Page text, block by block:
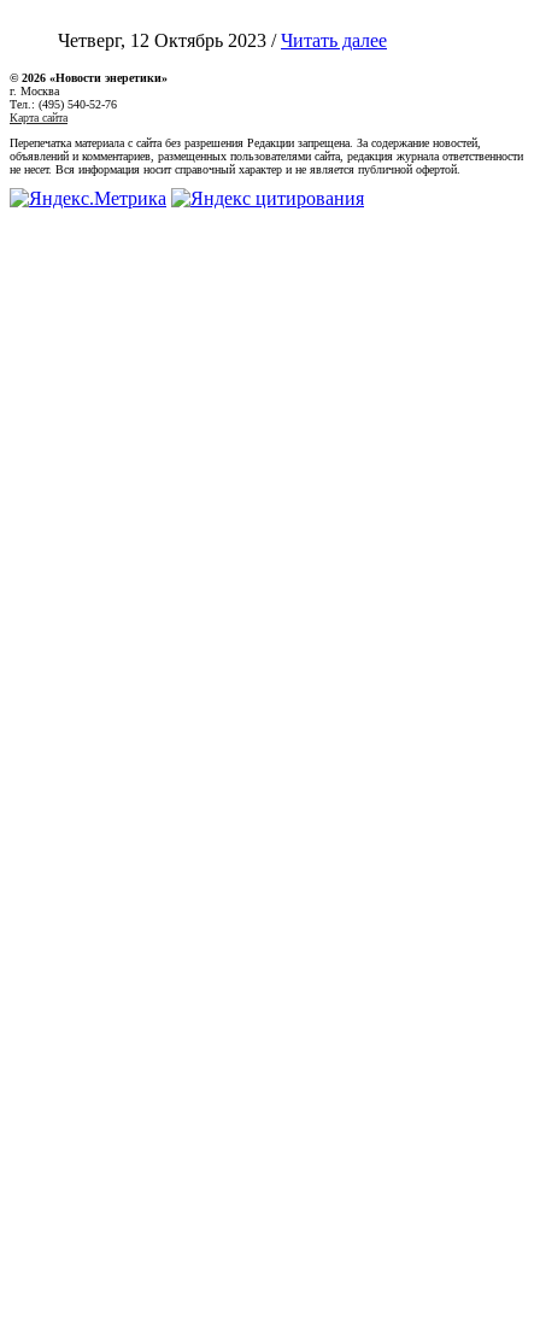
Четверг, 12 Октябрь 2023 /Читать далее
© 2026 «Новости энеретики»
г. Москва
Тел.: (495) 540-52-76
Карта сайта
Перепечатка материала с сайта без разрешения Редакции запрещена. За содержание новостей,
объявлений и комментариев, размещенных пользователями сайта, редакция журнала ответственности
не несет. Вся информация носит справочный характер и не является публичной офертой.